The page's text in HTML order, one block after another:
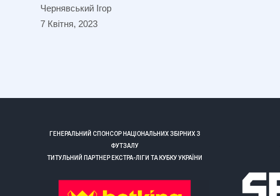
Чернявський Ігор
7 Квітня, 2023
ГЕНЕРАЛЬНИЙ СПОНСОР НАЦІОНАЛЬНИХ ЗБІРНИХ З
ФУТЗАЛУ
ТИТУЛЬНИЙ ПАРТНЕР ЕКСТРА-ЛІГИ ТА КУБКУ УКРАЇНИ